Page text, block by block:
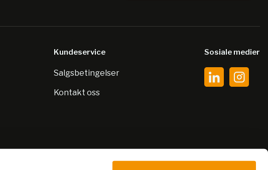
Kundeservice
Salgsbetingelser
Kontakt oss
Sosiale medier